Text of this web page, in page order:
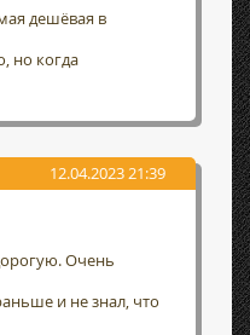
дешёвая в
но когда
12.04.2023 21:39
Очень
и не знал, что